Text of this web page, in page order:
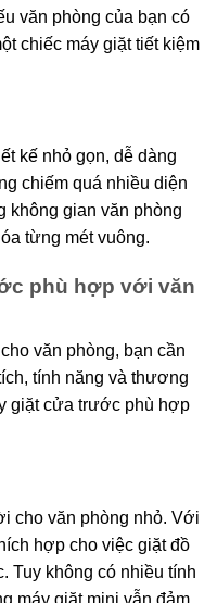
văn phòng của bạn có
chiếc máy giặt tiết kiệm
kế nhỏ gọn, dễ dàng
chiếm quá nhiều diện
không gian văn phòng
từng mét vuông.
phù hợp với văn
văn phòng, bạn cần
tính năng và thương
giặt cửa trước phù hợp
cho văn phòng nhỏ. Với
hợp cho việc giặt đồ
Tuy không có nhiều tính
máy giặt mini vẫn đảm